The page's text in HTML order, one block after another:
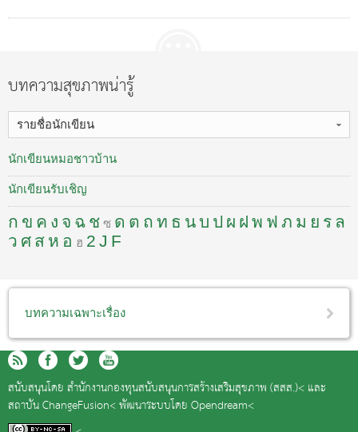
บทความสุขภาพน่ารู้
รายชื่อนักเขียน
นักเขียนหมอชาวบ้าน
นักเขียนรับเชิญ
ก ข ค ง จ ฉ ช ซ ด ต ถ ท ธ นบ ป ผ ฝ พ ฟ ภ ม ย ร ล
ว ศ ส ห อ ฮ 2 J F
บทความเฉพาะเรื่อง
สนับสนุนโดย สำนักงานกองทุนสนับสนุนการสร้างเสริมสุขภาพ (สสส.)< และ
สถาบัน ChangeFusion<พัฒนาระบบโดย Opendream<